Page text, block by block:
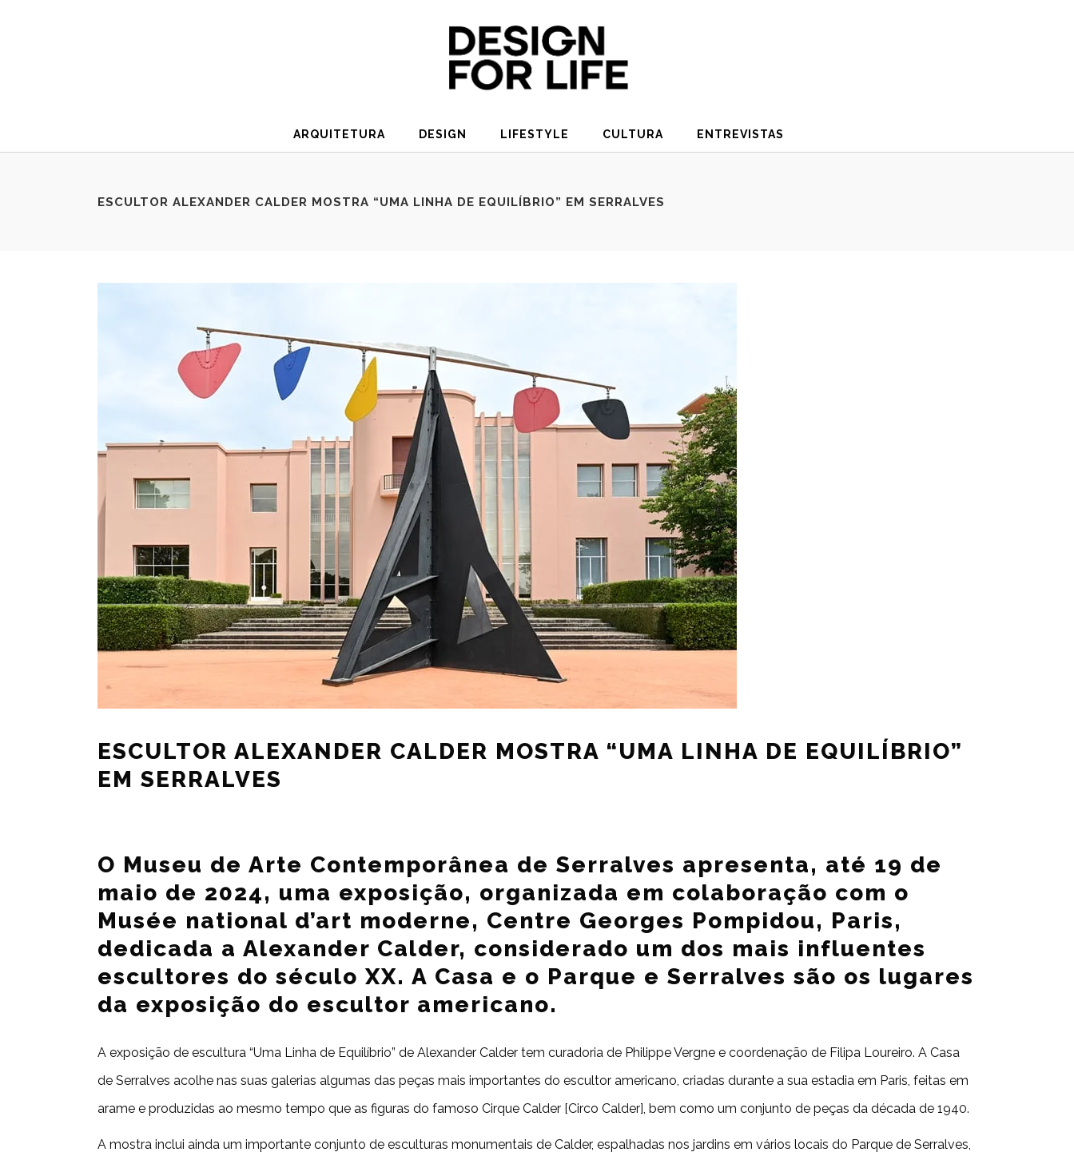
ARQUITETURA DESIGN LIFESTYLE CULTURA ENTREVISTAS
ESCULTOR ALEXANDER CALDER MOSTRA “UMA LINHA DE EQUILÍBRIO” EM SERRALVES
ESCULTOR ALEXANDER CALDER MOSTRA “UMA LINHA DE EQUILÍBRIO”
EM SERRALVES
O Museu de Arte Contemporânea de Serralves apresenta, até 19 de
maio de 2024, uma exposição, organizada em colaboração com o
Musée national d’art moderne, Centre Georges Pompidou, Paris,
dedicada a Alexander Calder, considerado um dos mais influentes
escultores do século XX. A Casa e o Parque e Serralves são os lugares
da exposição do escultor americano.
A exposição de escultura “Uma Linha de Equilíbrio” de Alexander Calder tem curadoria de Philippe Vergne e coordenação de Filipa Loureiro. A Casa
de Serralves acolhe nas suas galerias algumas das peças mais importantes do escultor americano, criadas durante a sua estadia em Paris, feitas em
arame e produzidas ao mesmo tempo que as figuras do famoso Cirque Calder [Circo Calder], bem como um conjunto de peças da década de 1940.
A mostra inclui ainda um importante conjunto de esculturas monumentais de Calder, espalhadas nos jardins em vários locais do Parque de Serralves,